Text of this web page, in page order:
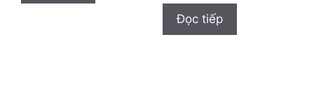
Đọc tiếp